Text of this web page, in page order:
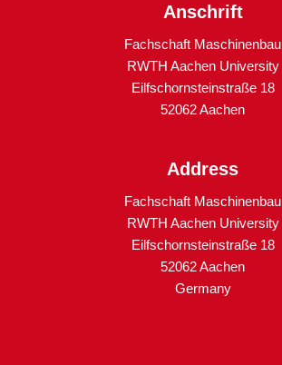
Anschrift
Fachschaft Maschinenbau
RWTH Aachen University
Eilfschornsteinstraße 18
52062 Aachen
Address
Fachschaft Maschinenbau
RWTH Aachen University
Eilfschornsteinstraße 18
52062 Aachen
Germany